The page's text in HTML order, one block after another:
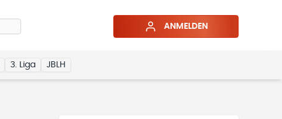
ANMELDEN
3. Liga JBLH